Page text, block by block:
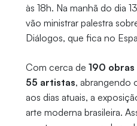
às 18h. Na manhã do dia
vão ministrar palestra
Diálogos, que fica no
Com cerca de 190 obras
55 artistas, abrangendo
aos dias atuais, a
arte moderna brasileira.